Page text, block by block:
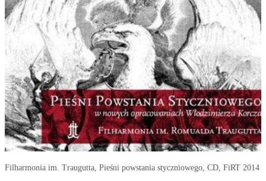
Filharmonia im. Traugutta, Pieśni powstania styczniowego, CD, FiRT 2014